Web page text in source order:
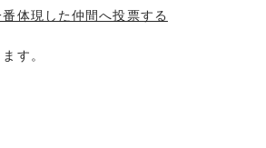
体現した仲間へ投票する
す。